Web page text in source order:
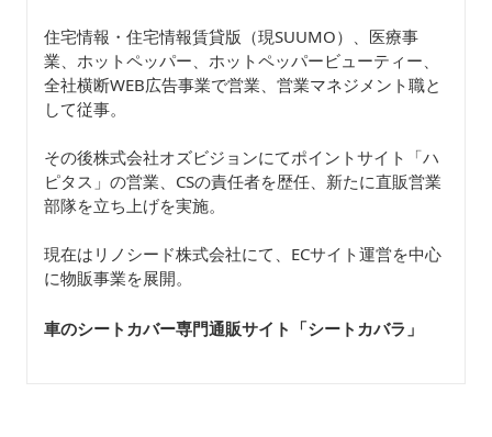
住宅情報・住宅情報賃貸版（現SUUMO）、医療事
業、ホットペッパー、ホットペッパービューティー、
全社横断WEB広告事業で営業、営業マネジメント職と
して従事。
その後株式会社オズビジョンにてポイントサイト「ハ
ピタス」の営業、CSの責任者を歴任、新たに直販営業
部隊を立ち上げを実施。
現在はリノシード株式会社にて、ECサイト運営を中心
に物販事業を展開。
車のシートカバー専門通販サイト「シートカバラ 」